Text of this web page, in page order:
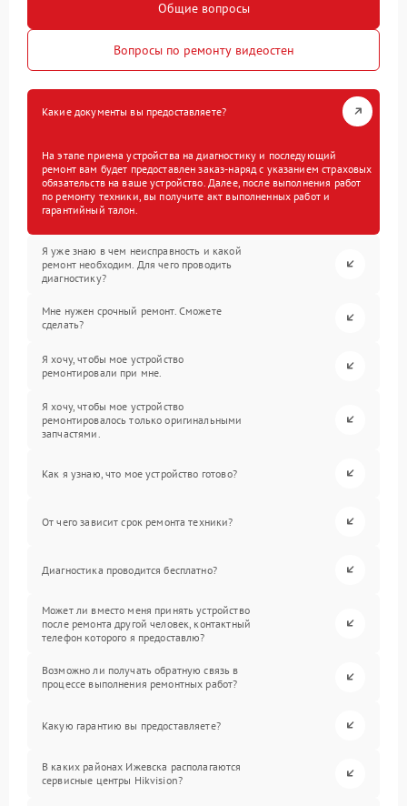
Общие вопросы
Вопросы по ремонту видеостен
Какие документы вы предоставляете?
На этапе приема устройства на диагностику и последующий
ремонт вам будет предоставлен заказ-наряд с указанием страховых
обязательств на ваше устройство. Далее, после выполнения работ
по ремонту техники, вы получите акт выполненных работ и
гарантийный талон.
Я уже знаю в чем неисправность и какой
ремонт необходим. Для чего проводить
диагностику?
Мне нужен срочный ремонт. Сможете
сделать?
Я хочу, чтобы мое устройство
ремонтировали при мне.
Я хочу, чтобы мое устройство
ремонтировалось только оригинальными
запчастями.
Как я узнаю, что мое устройство готово?
От чего зависит срок ремонта техники?
Диагностика проводится бесплатно?
Может ли вместо меня принять устройство
после ремонта другой человек, контактный
телефон которого я предоставлю?
Возможно ли получать обратную связь в
процессе выполнения ремонтных работ?
Какую гарантию вы предоставляете?
В каких районах Ижевска располагаются
сервисные центры Hikvision?